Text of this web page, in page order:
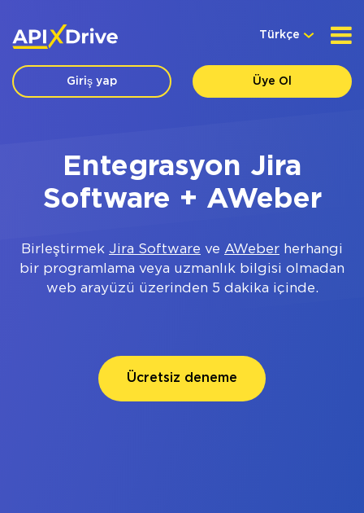
Türkçe
Giriş yap Üye Ol
Entegrasyon Jira
Software + AWeber
Birleştirmek Jira Software ve AWeber herhangi
bir programlama veya uzmanlık bilgisi olmadan
web arayüzü üzerinden 5 dakika içinde.
Ücretsiz deneme